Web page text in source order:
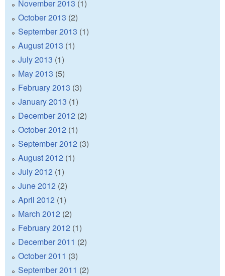
November 2013 (1)
October 2013 (2)
September 2013 (1)
August 2013 (1)
July 2013 (1)
May 2013 (5)
February 2013 (3)
January 2013 (1)
December 2012 (2)
October 2012 (1)
September 2012 (3)
August 2012 (1)
July 2012 (1)
June 2012 (2)
April 2012 (1)
March 2012 (2)
February 2012 (1)
December 2011 (2)
October 2011 (3)
September 2011 (2)